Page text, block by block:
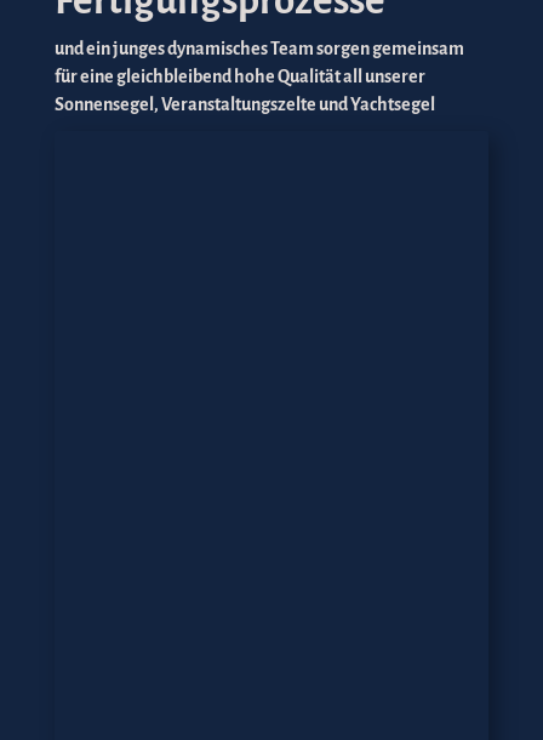
und ein junges dynamisches Team sorgen gemeinsam
für eine gleichbleibend hohe Qualität all unserer
Sonnensegel, Veranstaltungszelte und Yachtsegel